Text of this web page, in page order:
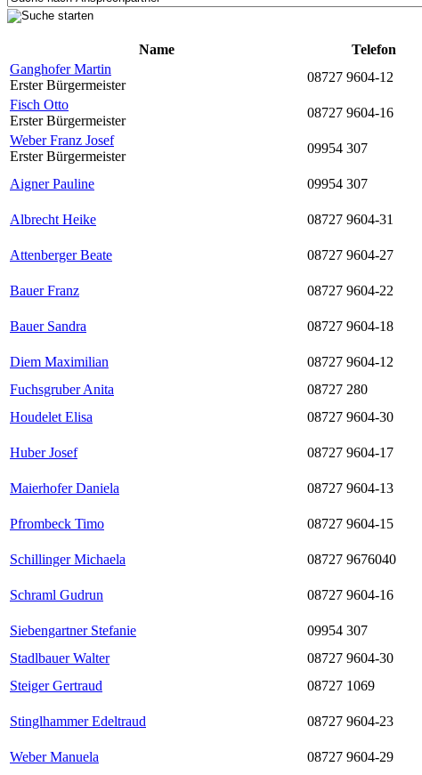
Name
Telefon
Ganghofer Martin
Erster Bürgermeister
08727 9604-12
Fisch Otto
Erster Bürgermeister
08727 9604-16
Weber Franz Josef
Erster Bürgermeister
09954 307
Aigner Pauline 09954 307
Albrecht Heike
08727 9604-31
Attenberger Beate 08727 9604-27
Bauer Franz 08727 9604-22
Bauer Sandra 08727 9604-18
Diem Maximilian 08727 9604-12
Fuchsgruber Anita
08727 280
Houdelet Elisa
08727 9604-30
Huber Josef 08727 9604-17
Maierhofer Daniela 08727 9604-13
Pfrombeck Timo 08727 9604-15
Schillinger Michaela 08727 9676040
Schraml Gudrun 08727 9604-16
Siebengartner Stefanie 09954 307
Stadlbauer Walter
08727 9604-30
Steiger Gertraud
08727 1069
Stinglhammer Edeltraud 08727 9604-23
Weber Manuela
08727 9604-29